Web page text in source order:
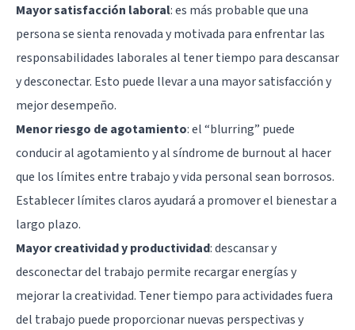
Mayor satisfacción laboral: es más probable que una
persona se sienta renovada y motivada para enfrentar las
responsabilidades laborales al tener tiempo para descansar
y desconectar. Esto puede llevar a una mayor satisfacción y
mejor desempeño.
Menor riesgo de agotamiento: el “blurring” puede
conducir al agotamiento y al síndrome de burnout al hacer
que los límites entre trabajo y vida personal sean borrosos.
Establecer límites claros ayudará a promover el bienestar a
largo plazo.
Mayor creatividad y productividad: descansar y
desconectar del trabajo permite recargar energías y
mejorar la creatividad. Tener tiempo para actividades fuera
del trabajo puede proporcionar nuevas perspectivas y